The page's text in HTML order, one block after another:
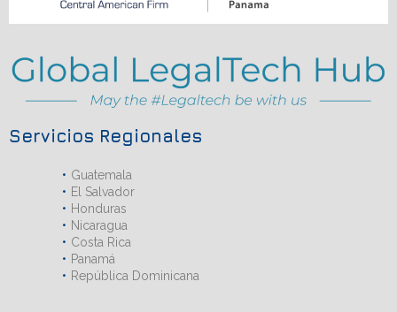
Servicios Regionales
Guatemala
El Salvador
Honduras
Nicaragua
Costa Rica
Panamá
República Dominicana